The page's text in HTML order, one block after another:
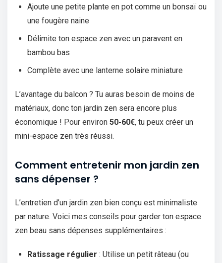
Ajoute une petite plante en pot comme un bonsaï ou
une fougère naine
Délimite ton espace zen avec un paravent en
bambou bas
Complète avec une lanterne solaire miniature
L’avantage du balcon ? Tu auras besoin de moins de
matériaux, donc ton jardin zen sera encore plus
économique ! Pour environ 50-60€, tu peux créer un
mini-espace zen très réussi.
Comment entretenir mon jardin zen
sans dépenser ?
L’entretien d’un jardin zen bien conçu est minimaliste
par nature. Voici mes conseils pour garder ton espace
zen beau sans dépenses supplémentaires :
Ratissage régulier : Utilise un petit râteau (ou